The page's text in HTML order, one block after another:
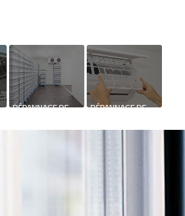
DÉPANNAGE DE
FRIGORIFIQUE
DÉPANNAGE DE